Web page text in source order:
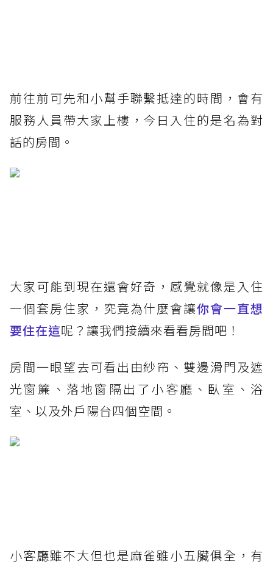
前往前可先和小幫手聯繫抵達的時間，會有
服務人員帶大家上樓，今日入住的是名為對
話的房間。
大家可能到現在還會好奇，感覺就像是入住
一個套房住家，究竟為什麼會讓你會一直想
要住在這呢？讓我們接續來看看房間吧！
房間一眼望去可看出由紗帘、雙邊滑門及遮
光窗簾、落地窗隔出了小客廳、臥室、浴
室、以及外戶陽台四個空間。
小客廳雖不大但也是麻雀雖小五臟俱全，有